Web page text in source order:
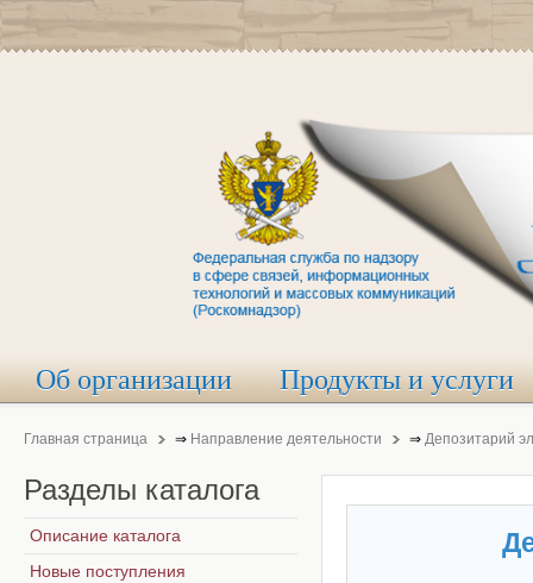
Об организации Продукты и услуги
Главная страница ⇒ Направление деятельности ⇒ Депозитарий
Разделы каталога
Описание каталога
Новые поступления